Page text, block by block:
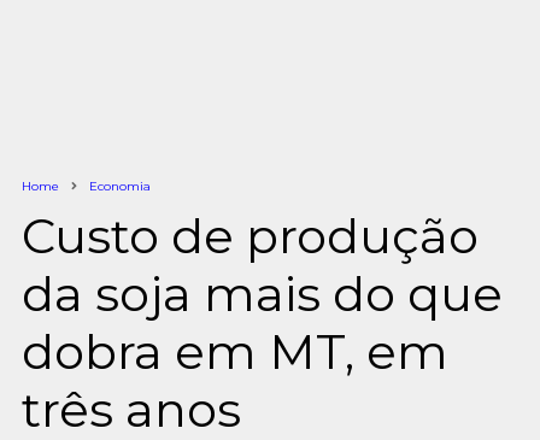
Home Economia
Custo de produção
da soja mais do que
dobra em MT, em
três anos